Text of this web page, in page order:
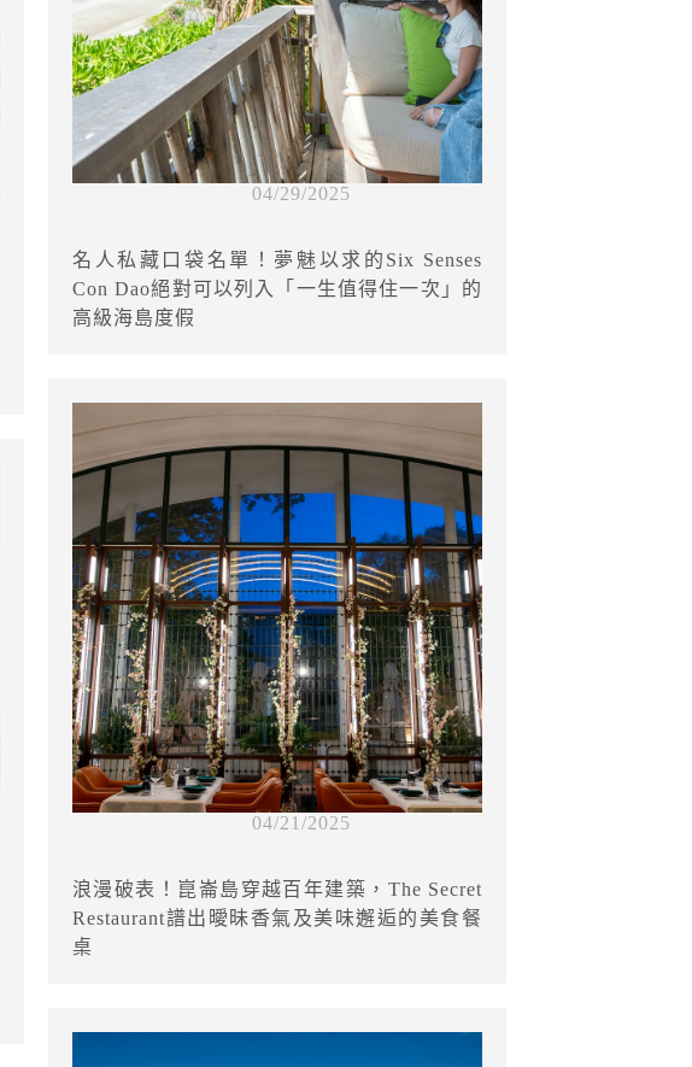
04/29/2025
名人私藏口袋名單！夢魅以求的Six Senses
Con Dao絕對可以列入「一生值得住一次」的
高級海島度假
04/21/2025
浪漫破表！崑崙島穿越百年建築，The Secret
Restaurant譜出曖昧香氣及美味邂逅的美食餐
桌